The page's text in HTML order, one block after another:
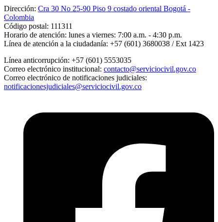
Dirección: Cra 30 No 25-90 Piso 9 costado oriental Bogotá -
Colombia
Código postal: 111311
Horario de atención: lunes a viernes: 7:00 a.m. - 4:30 p.m.
Línea de atención a la ciudadanía: +57 (601) 3680038 / Ext 1423
Línea anticorrupción: +57 (601) 5553035
Correo electrónico institucional: contacto@serviciocivil.gov.co
Correo electrónico de notificaciones judiciales:
notificacionesjudiciales@serviciocivil.gov.co